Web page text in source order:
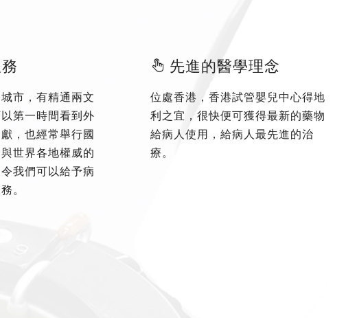
市，有精通兩文
第一時間看到外
，也經常舉行國
世界各地權威的
我們可以給予病
。
先進的醫學理念
位處香港，香港試管嬰兒中心得地
利之宜，很快便可獲得最新的藥物
給病人使用，給病人最先進的治
療。